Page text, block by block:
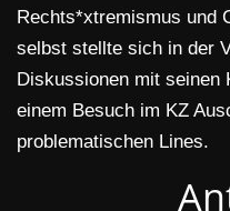
Rechts*xtremismus und
selbst stellte sich in der
Diskussionen mit seinen
einem Besuch im KZ
problematischen Lines.